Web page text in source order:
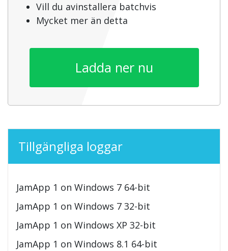
Vill du avinstallera batchvis
Mycket mer än detta
Ladda ner nu
Tillgängliga loggar
JamApp 1 on Windows 7 64-bit
JamApp 1 on Windows 7 32-bit
JamApp 1 on Windows XP 32-bit
JamApp 1 on Windows 8.1 64-bit